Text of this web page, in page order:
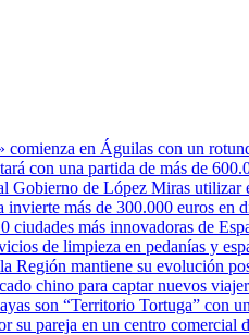
en Águilas con un
con una partida de más de
Gobierno de López Miras utilizar
más de 300.000 euros en
ciudades más innovadoras de
de limpieza en pedanías y
Región mantiene su evolución
chino para captar nuevos
son “Territorio Tortuga” con
su pareja en un centro comercial